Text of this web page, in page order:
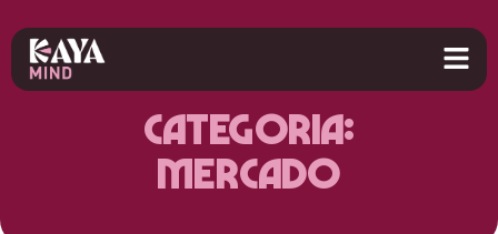
Categoria:
Mercado